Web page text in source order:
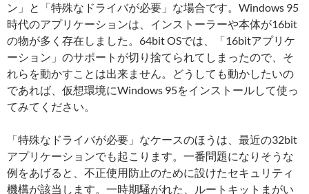
ン」と「特殊なドライバが必要」な場合です。Windows 95
時代のアプリケーションは、インストーラーや本体が16bit
の物が多く存在しました。64bit OSでは、「16bitアプリケ
ーション」のサポートが切り捨てられてしまったので、そ
れらを動かすことは出来ません。どうしても動かしたいの
であれば、仮想環境にWindows 95をインストールして使っ
てみてください。
「特殊なドライバが必要」なケースのほうは、最近の32bit
アプリケーションでも起こります。一番問題になりそうな
例をあげると、不正使用防止のために設けたセキュリティ
機構が該当します。一時期騒がれた、ルートキットまがい